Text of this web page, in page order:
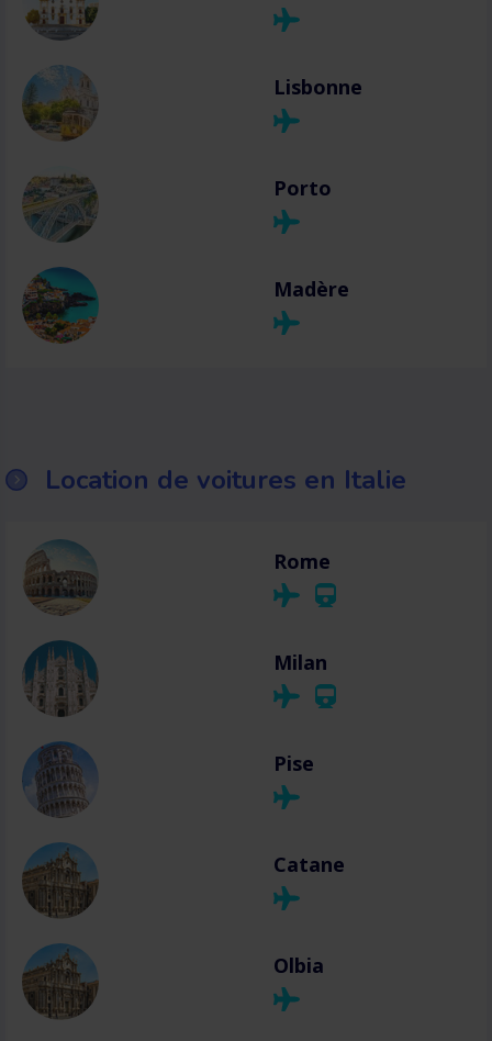
Lisbonne
Porto
Madère
Location de voitures en Italie
Rome
Milan
Pise
Catane
Olbia